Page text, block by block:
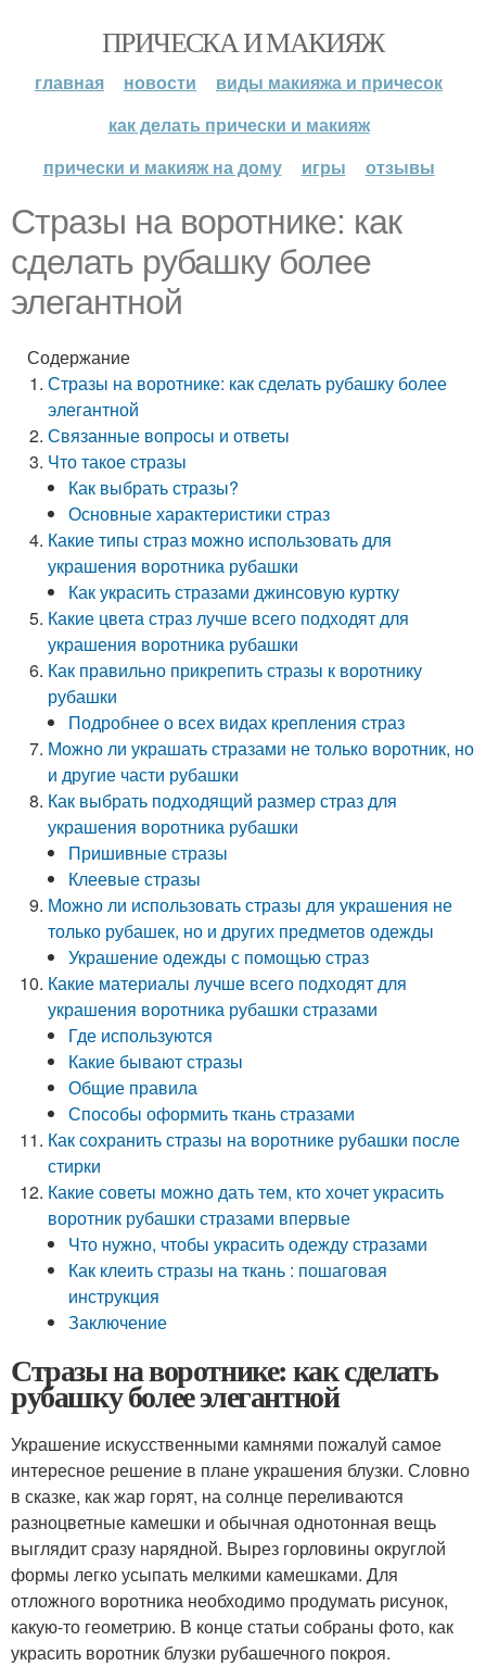
ПРИЧЕСКА И МАКИЯЖ
главная новости
виды макияжа и причесок
как делать прически и макияж
прически и макияж на дому
игры отзывы
Стразы на воротнике: как
сделать рубашку более
элегантной
Содержание
Стразы на воротнике: как сделать рубашку более
элегантной
Связанные вопросы и ответы
Что такое стразы
Как выбрать стразы?
Основные характеристики страз
Какие типы страз можно использовать для
украшения воротника рубашки
Как украсить стразами джинсовую куртку
Какие цвета страз лучше всего подходят для
украшения воротника рубашки
Как правильно прикрепить стразы к воротнику
рубашки
Подробнее о всех видах крепления страз
Можно ли украшать стразами не только воротник, но
и другие части рубашки
Как выбрать подходящий размер страз для
украшения воротника рубашки
Пришивные стразы
Клеевые стразы
Можно ли использовать стразы для украшения не
только рубашек, но и других предметов одежды
Украшение одежды с помощью страз
Какие материалы лучше всего подходят для
украшения воротника рубашки стразами
Где используются
Какие бывают стразы
Общие правила
Способы оформить ткань стразами
Как сохранить стразы на воротнике рубашки после
стирки
Какие советы можно дать тем, кто хочет украсить
воротник рубашки стразами впервые
Что нужно, чтобы украсить одежду стразами
Как клеить стразы на ткань : пошаговая
инструкция
Заключение
Стразы на воротнике: как сделать
рубашку более элегантной
Украшение искусственными камнями пожалуй самое
интересное решение в плане украшения блузки. Словно
в сказке, как жар горят, на солнце переливаются
разноцветные камешки и обычная однотонная вещь
выглядит сразу нарядной. Вырез горловины округлой
формы легко усыпать мелкими камешками. Для
отложного воротника необходимо продумать рисунок,
какую-то геометрию. В конце статьи собраны фото, как
украсить воротник блузки рубашечного покроя.